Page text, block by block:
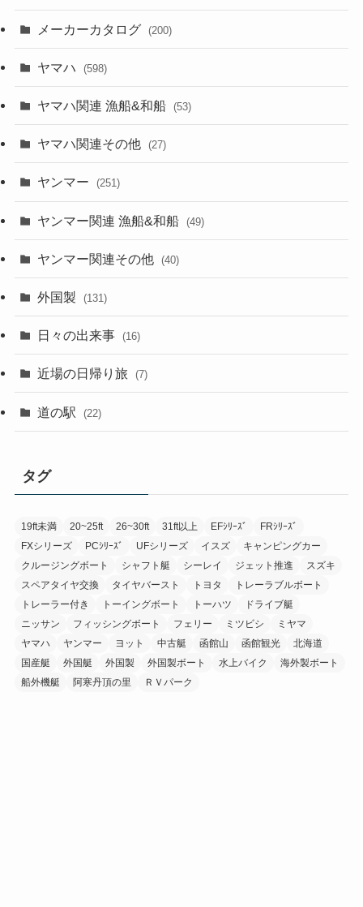
メーカーカタログ (200)
ヤマハ (598)
ヤマハ関連 漁船&和船 (53)
ヤマハ関連その他 (27)
ヤンマー (251)
ヤンマー関連 漁船&和船 (49)
ヤンマー関連その他 (40)
外国製 (131)
日々の出来事 (16)
近場の日帰り旅 (7)
道の駅 (22)
タグ
19ft未満 20~25ft 26~30ft 31ft以上 EFｼﾘｰｽﾞ
FRｼﾘｰｽﾞ
FXシリーズ
PCｼﾘｰｽﾞ UFシリーズ イスズ
キャンピングカー
クルージングボート
シャフト艇 シーレイ ジェット推進
スズキ
スペアタイヤ交換
タイヤバースト トヨタ
トレーラブルボート
トレーラー付き
トーイングボート トーハツ
ドライブ艇
ニッサン
フィッシングボート フェリー ミツビシ
ミヤマ
ヤマハ
ヤンマー ヨット 中古艇 函館山 函館観光
北海道
国産艇
外国艇 外国製 外国製ボート 水上バイク
海外製ボート
船外機艇
阿寒丹頂の里 ＲＶパーク